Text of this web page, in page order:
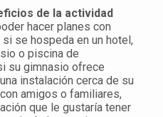
de la actividad
hacer planes con
se hospeda en un hotel,
o piscina de
su gimnasio ofrece
instalación cerca de su
amigos o familiares,
que le gustaría tener